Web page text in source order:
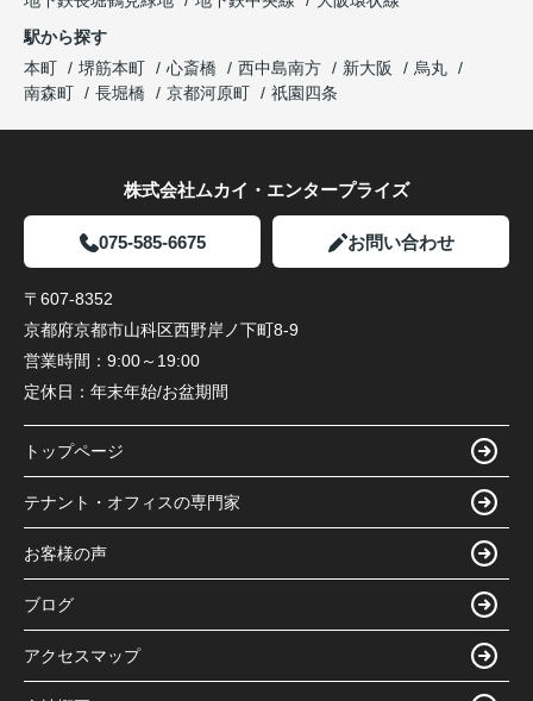
駅から探す
本町
堺筋本町 心斎橋 西中島南方 新大阪
烏丸
南森町
長堀橋 京都河原町 祇園四条
株式会社ムカイ・エンタープライズ
075-585-6675 お問い合わせ
〒607-8352
京都府京都市山科区西野岸ノ下町8-9
営業時間： 9:00～19:00
定休日： 年末年始/お盆期間
トップページ
テナント・オフィスの専門家
お客様の声
ブログ
アクセスマップ